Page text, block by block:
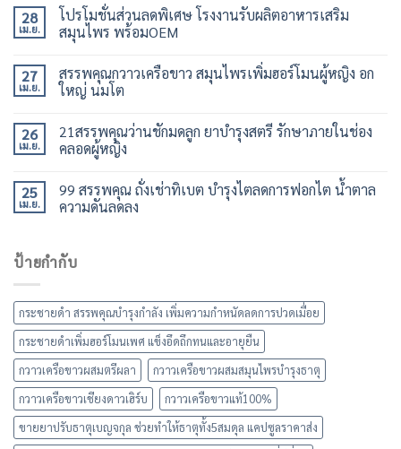
28
เม.ย.
โปรโมชั่นส่วนลดพิเศษ โรงงานรับผลิตอาหารเสริม
สมุนไพร พร้อมOEM
27
เม.ย.
สรรพคุณกวาวเครือขาว สมุนไพรเพิ่มฮอร์โมนผู้หญิง อก
ใหญ่ นมโต
26
เม.ย.
21สรรพคุณว่านชักมดลูก ยาบำรุงสตรี รักษาภายในช่อง
คลอดผู้หญิง
25
เม.ย.
99 สรรพคุณ ถั่งเช่าทิเบต บำรุงไตลดการฟอกไต น้ำตาล
ความดันลดลง
ป้ายกำกับ
กระชายดำ สรรพคุณบำรุงกำลัง เพิ่มความกำหนัดลดการปวดเมื่อย
กระชายดำเพิ่มฮอร์โมนเพศ แข็งอึดถึกทนและอายุยืน
กวาวเครือขาวผสมตรีผลา
กวาวเครือขาวผสมสมุนไพรบำรุงธาตุ
กวาวเครือขาวเชียงดาวเฮิร์บ
กวาวเครือขาวแท้100%
ขายยาปรับธาตุเบญจกุล ช่วยทำให้ธาตุทั้ง5สมดุล แคปซูลราคาส่ง